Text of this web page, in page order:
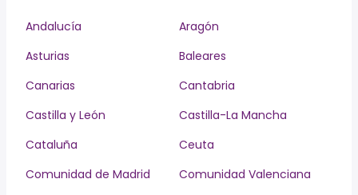
Andalucía
Aragón
Asturias
Baleares
Canarias
Cantabria
Castilla y León
Castilla-La Mancha
Cataluña
Ceuta
Comunidad de Madrid
Comunidad Valenciana